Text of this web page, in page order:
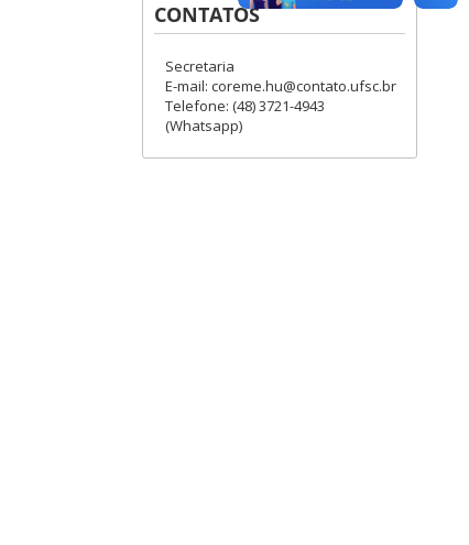
CONTATOS
Secretaria
E-mail: coreme.hu@contato.ufsc.br
Telefone: (48) 3721-4943
(Whatsapp)